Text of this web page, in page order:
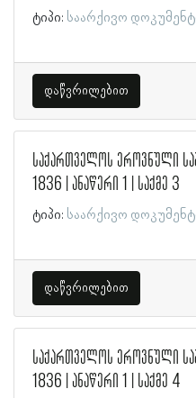
ტიპი: საარქივო
დაწვრილებით
საქართველოს ეროვნული
1836 | ანაწერი 1 | საქმე 3
ტიპი: საარქივო
დაწვრილებით
საქართველოს ეროვნული
1836 | ანაწერი 1 | საქმე 4